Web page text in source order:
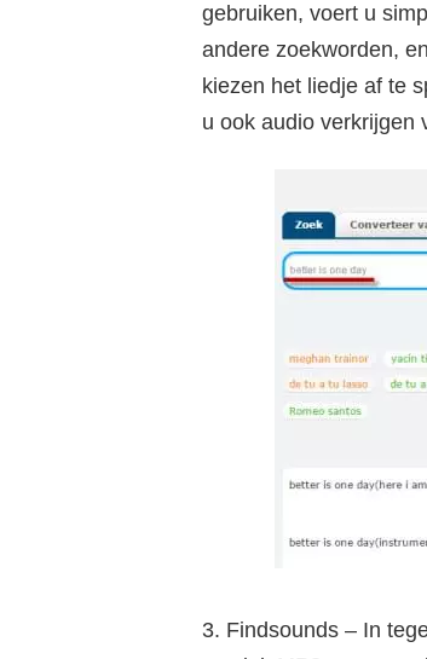
gebruiken, voert u
andere zoekworden,
kiezen het liedje af te
u ook audio verkrijgen
3. Findsounds – In